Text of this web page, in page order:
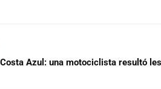
Azul: una motociclista resultó